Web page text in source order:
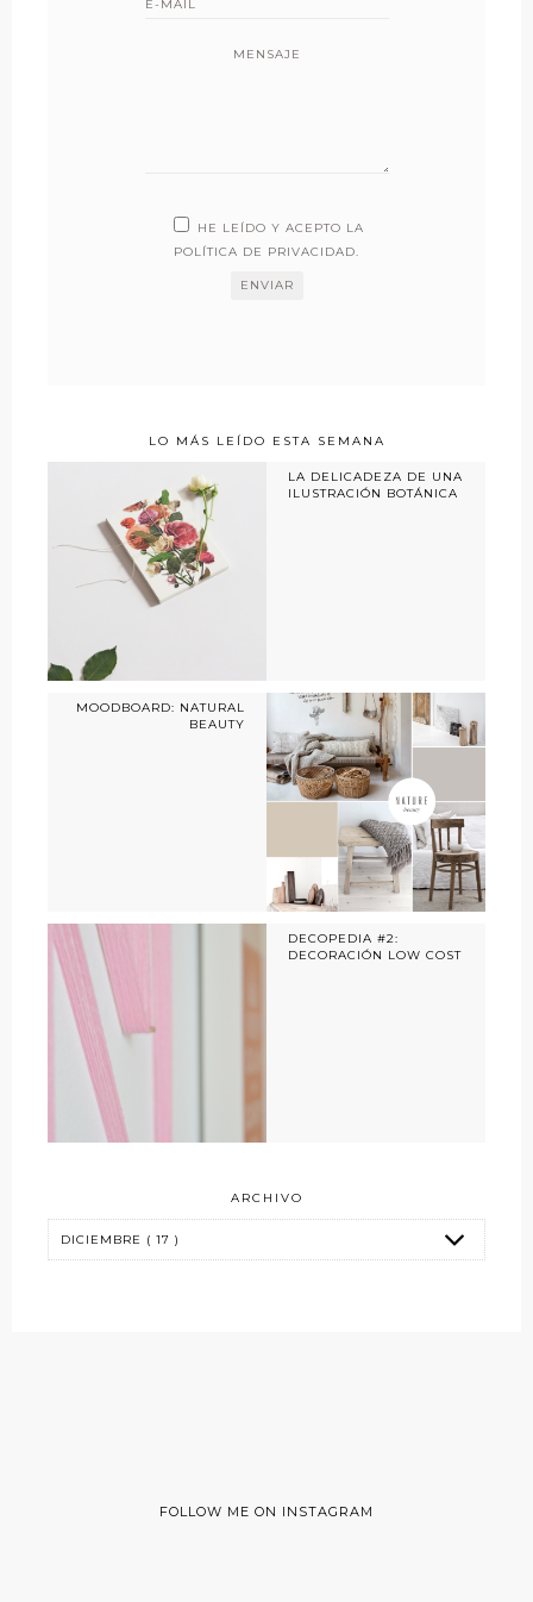
MENSAJE
HE LEÍDO Y ACEPTO LA
POLÍTICA DE PRIVACIDAD.
LO MÁS LEÍDO ESTA SEMANA
LA DELICADEZA DE UNA
ILUSTRACIÓN BOTÁNICA
MOODBOARD: NATURAL
BEAUTY
DECOPEDIA #2:
DECORACIÓN LOW COST
ARCHIVO
FOLLOW ME ON INSTAGRAM